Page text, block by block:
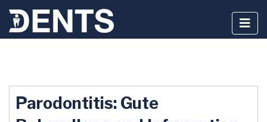
springen
Parodontitis: Gute